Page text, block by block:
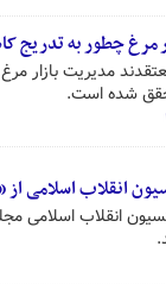
مرغ چطور به تدریج
مدیریت بازار
شده است.
انقلاب اسلامی
انقلاب اسلامی